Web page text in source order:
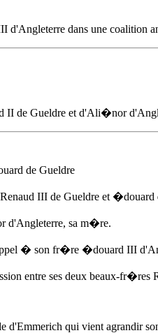
dans une coalition
II de Gueldre et d'Ali�nor
de Gueldre
III de Gueldre et �douard
d'Angleterre, sa m�re.
� son fr�re �douard III
entre ses deux beaux-fr�res
qui vient agrandir